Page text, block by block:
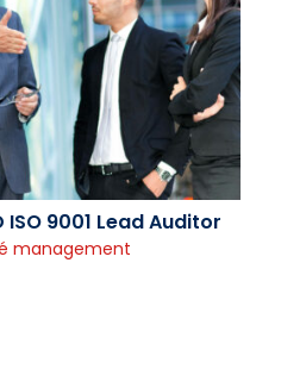
ISO 9001 Lead Auditor
management